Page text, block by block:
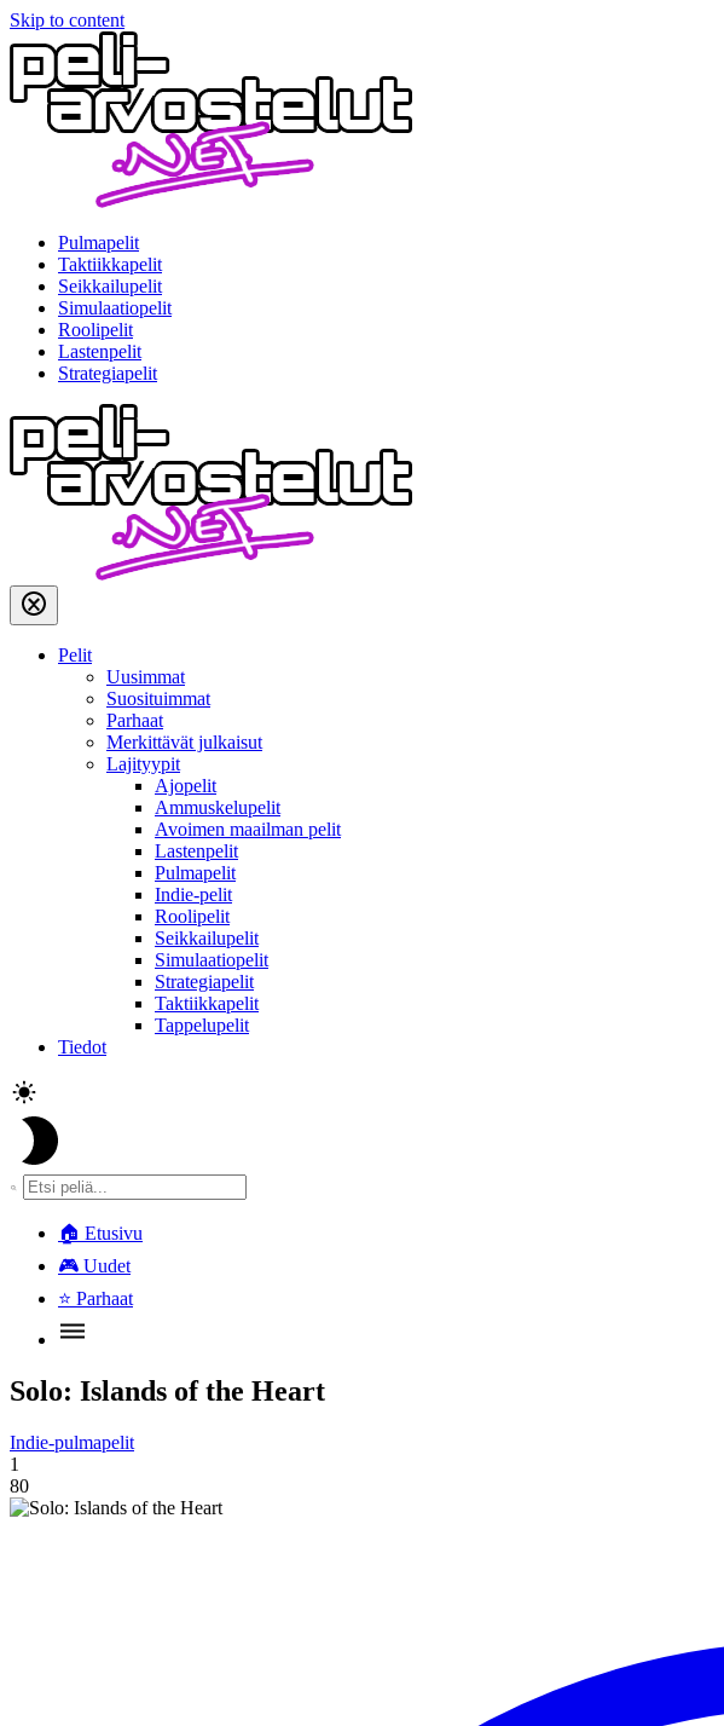
Skip to content
Pulmapelit
Taktiikkapelit
Seikkailupelit
Simulaatiopelit
Roolipelit
Lastenpelit
Strategiapelit
Pelit
Uusimmat
Suosituimmat
Parhaat
Merkittävät julkaisut
Lajityypit
Ajopelit
Ammuskelupelit
Avoimen maailman pelit
Lastenpelit
Pulmapelit
Indie-pelit
Roolipelit
Seikkailupelit
Simulaatiopelit
Strategiapelit
Taktiikkapelit
Tappelupelit
Tiedot
🏠 Etusivu
🎮 Uudet
⭐ Parhaat
Solo: Islands of the Heart
Indie-pulmapelit
1
80